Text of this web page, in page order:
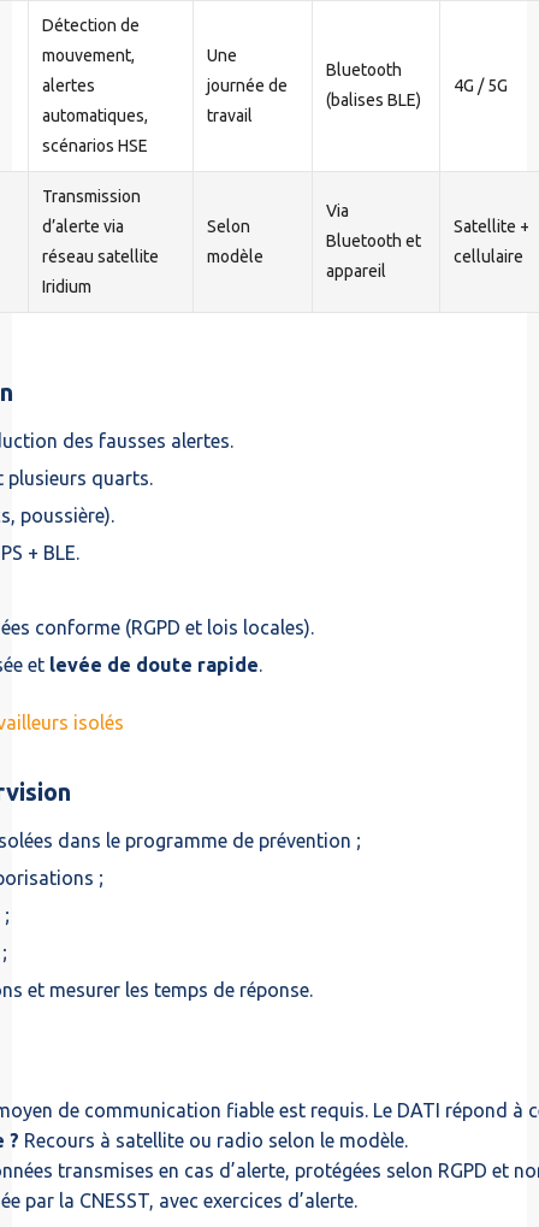
Détection de
mouvement,
alertes
automatiques,
scénarios HSE
Une
journée de
travail
Bluetooth
(balises BLE)
4G / 5G
Transmission
d’alerte via
réseau satellite
Iridium
Selon
modèle
Via
Bluetooth et
appareil
Satellite +
cellulaire
des fausses alertes.
quarts.
poussière).
+ BLE.
conforme (RGPD et lois locales).
et levée de doute rapide
isolés
dans le programme de prévention ;
;
et mesurer les temps de réponse.
de communication fiable est requis. Le DATI répond à
? Recours à satellite ou radio selon le modèle.
transmises en cas d’alerte, protégées selon RGPD et
par la CNESST, avec exercices d’alerte.